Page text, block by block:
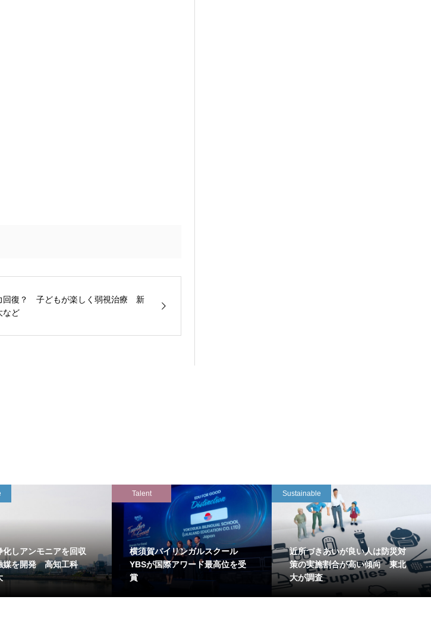
回復？ 子どもが楽しく弱視治療 新
など
化しアンモニアを回収
媒を開発 高知工科
Talent
横須賀バイリンガルスクール
YBSが国際アワード最高位を受
賞
Sustainable
近所づきあいが良い人は防災対
策の実施割合が高い傾向 東北
大が調査